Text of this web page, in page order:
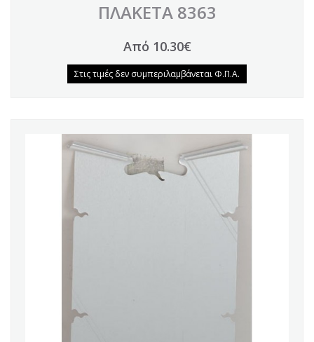
ΠΛΑΚΕΤΑ 8363
Από 10.30€
Στις τιμές δεν συμπεριλαμβάνεται Φ.Π.Α.